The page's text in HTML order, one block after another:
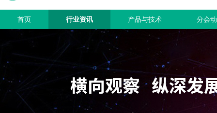
首页 行业资讯 产品与技术 分会